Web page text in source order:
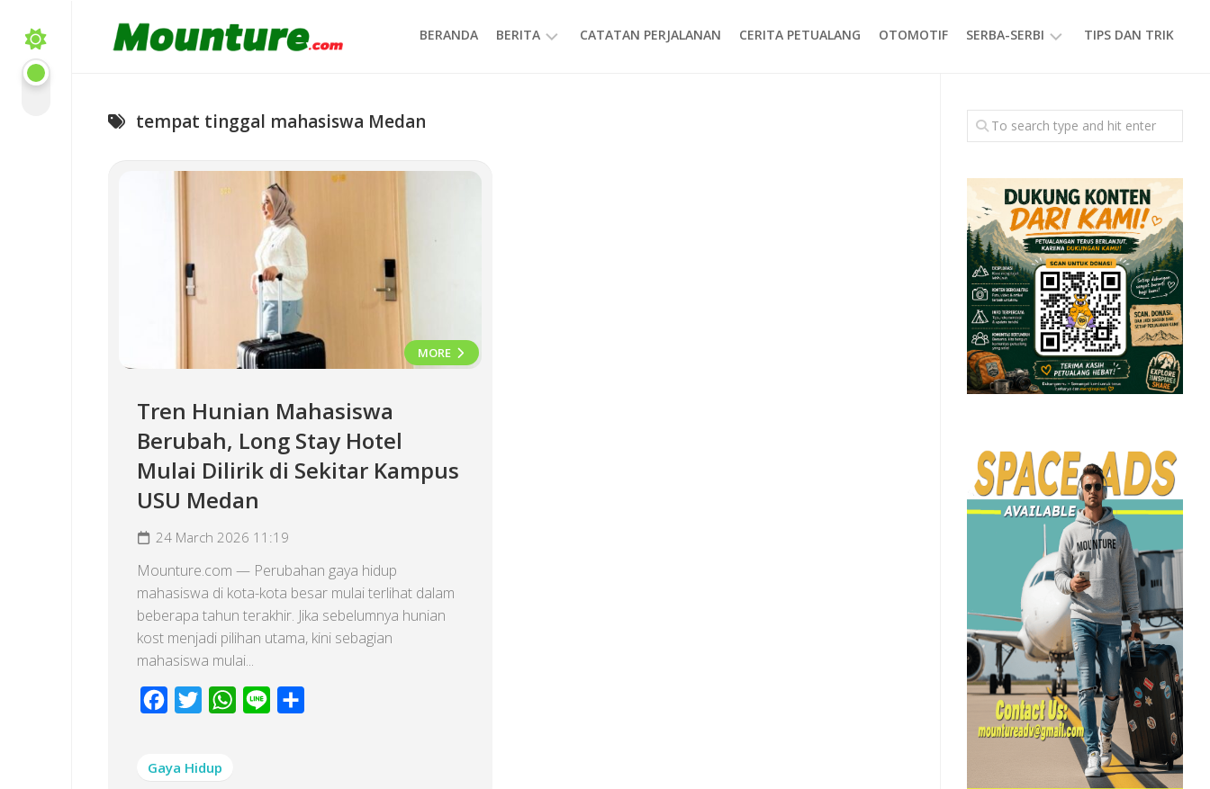
content
BERANDA BERITA CATATAN PERJALANAN CERITA PETUALANG OTOMOTIF SERBA-SERBI
GAYA
HIDUP
TIPS DAN TRIK
tempat tinggal mahasiswa Medan
MORE
Tren Hunian Mahasiswa
Berubah, Long Stay Hotel
Mulai Dilirik di Sekitar Kampus
USU Medan
24 March 2026 11:19
Mounture.com — Perubahan gaya hidup
mahasiswa di kota-kota besar mulai terlihat dalam
beberapa tahun terakhir. Jika sebelumnya hunian
kost menjadi pilihan utama, kini sebagian
mahasiswa mulai...
Facebook
Twitter WhatsApp
Line
Gaya Hidup